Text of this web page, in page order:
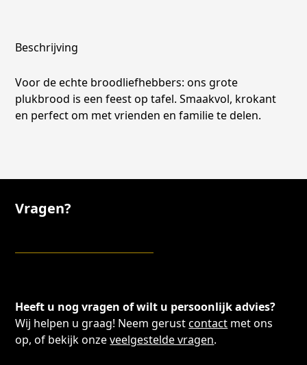
Beschrijving
Voor de echte broodliefhebbers: ons grote
plukbrood is een feest op tafel. Smaakvol, krokant
en perfect om met vrienden en familie te delen.
Vragen?
Heeft u nog vragen of wilt u persoonlijk advies?
Wij helpen u graag! Neem gerustcontact met ons
op, of bekijk onzeveelgestelde vragen.